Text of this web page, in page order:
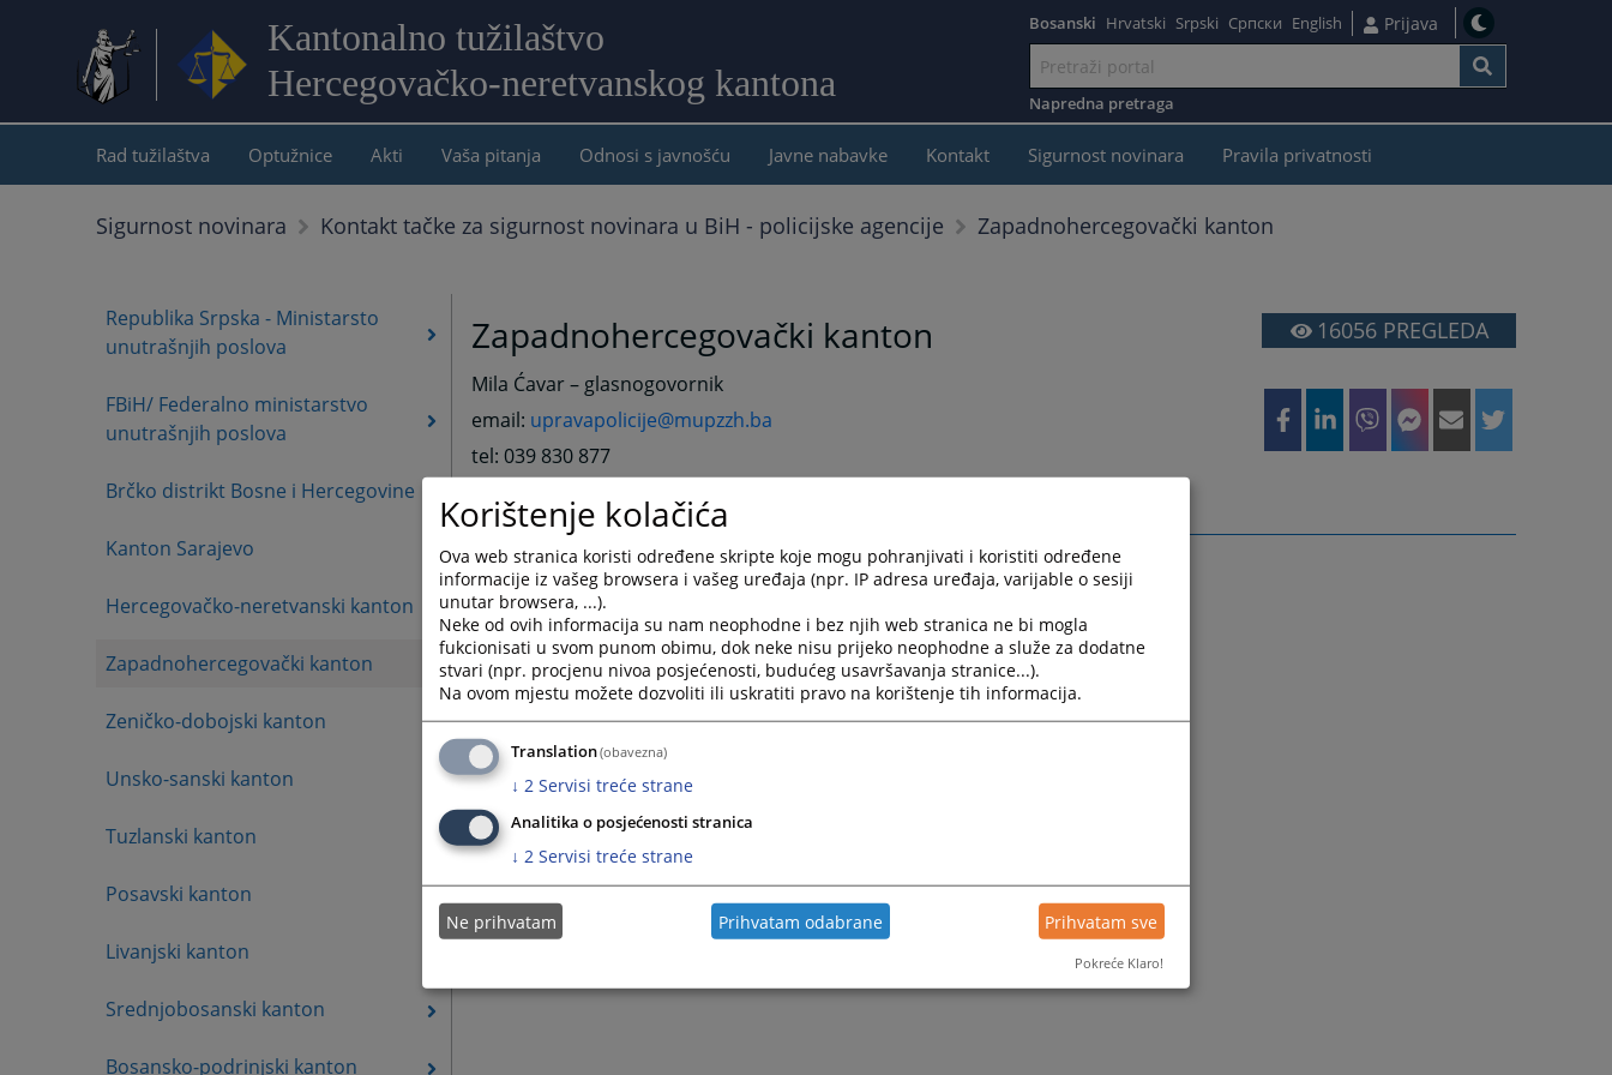
Kantonalno tužilaštvo
Hercegovačko-neretvanskog kantona
sadržaj
Bosanski Hrvatski Srpski Српски English Prijava
Napredna pretraga
Rad tužilaštva Optužnice Akti Vaša pitanja Odnosi s javnošću Javne nabavke Kontakt Sigurnost novinara Pravila privatnosti
Sigurnost novinara Kontakt tačke za sigurnost novinara u BiH - policijske agencije Zapadnohercegovački kanton
Republika Srpska - Ministarsto
unutrašnjih poslova
FBiH/ Federalno ministarstvo
unutrašnjih poslova
Brčko distrikt Bosne i Hercegovine
Kanton Sarajevo
Hercegovačko-neretvanski kanton
Zapadnohercegovački kanton
Zeničko-dobojski kanton
Unsko-sanski kanton
Tuzlanski kanton
Posavski kanton
Livanjski kanton
Srednjobosanski kanton
Bosansko-podrinjski kanton
Zapadnohercegovački kanton
Mila Ćavar – glasnogovornik
email: upravapolicije@mupzzh.ba
tel: 039 830 877
16056PREGLEDA
Korištenje kolačića
Ova web stranica koristi određene skripte koje mogu pohranjivati i koristiti određene
informacije iz vašeg browsera i vašeg uređaja (npr. IP adresa uređaja, varijable o sesiji
unutar browsera, ...).
Neke od ovih informacija su nam neophodne i bez njih web stranica ne bi mogla
fukcionisati u svom punom obimu, dok neke nisu prijeko neophodne a služe za dodatne
stvari (npr. procjenu nivoa posjećenosti, budućeg usavršavanja stranice...).
Na ovom mjestu možete dozvoliti ili uskratiti pravo na korištenje tih informacija.
Translation(obavezna)
↓ 2 Servisi treće strane
Analitika o posjećenosti stranica
↓ 2 Servisi treće strane
Ne prihvatam Prihvatam odabrane Prihvatam sve
Pokreće Klaro!